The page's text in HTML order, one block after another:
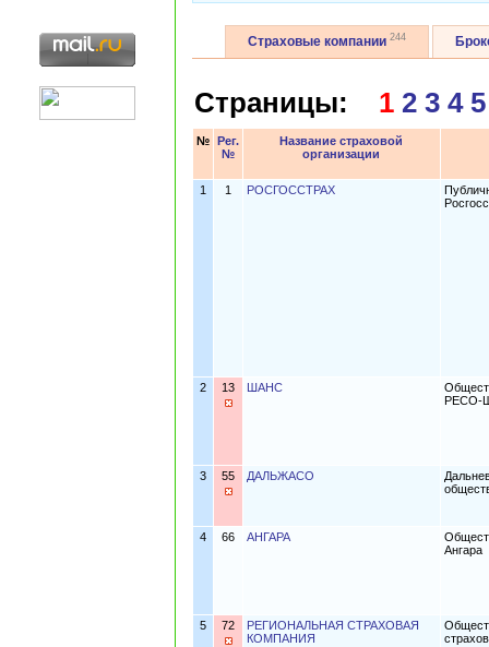
Страховые компании 244
Страницы: 1 2 3 4 5
№
Рег.
№
Название страховой
организации
1 1 РОСГОССТРАХ
2 13 ШАНС
РЕСО-
3 55 ДАЛЬЖАСО
4 66 АНГАРА
Ангара
5 72
РЕГИОНАЛЬНАЯ СТРАХОВАЯ
КОМПАНИЯ